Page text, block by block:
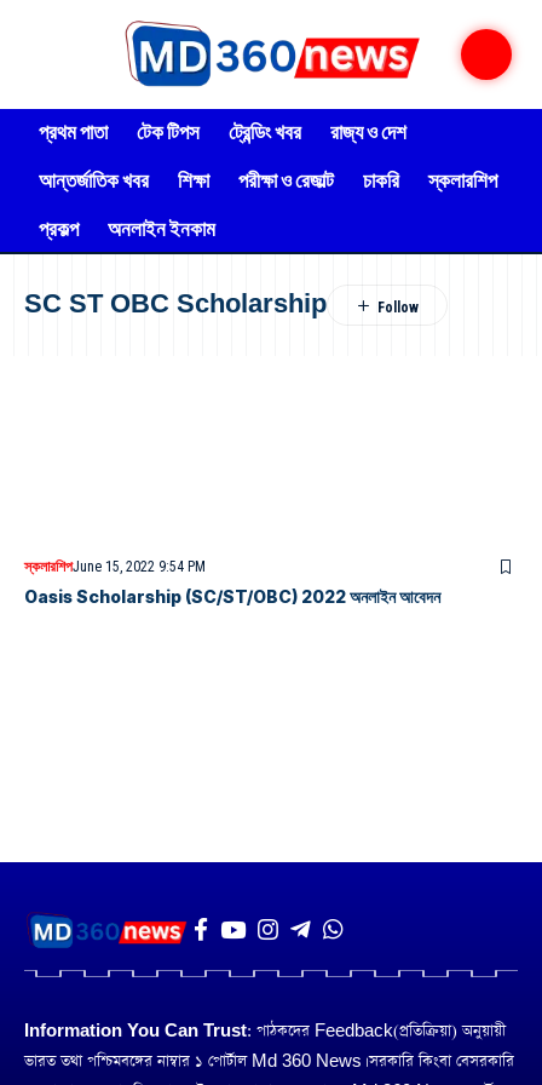
প্রথম পাতা টেক টিপস ট্রেন্ডিং খবর
রাজ্য ও দেশ
আন্তর্জাতিক খবর
শিক্ষা পরীক্ষা ও রেজাল্ট চাকরি
স্কলারশিপ
প্রকল্প
অনলাইন ইনকাম
SC ST OBC Scholarship
স্কলারশিপJune 15, 2022 9:54 PM
Oasis Scholarship (SC/ST/OBC) 2022 অনলাইন আবেদন
Information You Can Trust: পাঠকদের Feedback(প্রতিক্রিয়া) অনুয়ায়ী
ভারত তথা পশ্চিমবঙ্গের নাম্বার ১ পোর্টাল Md 360 News। সরকারি কিংবা বেসরকারি